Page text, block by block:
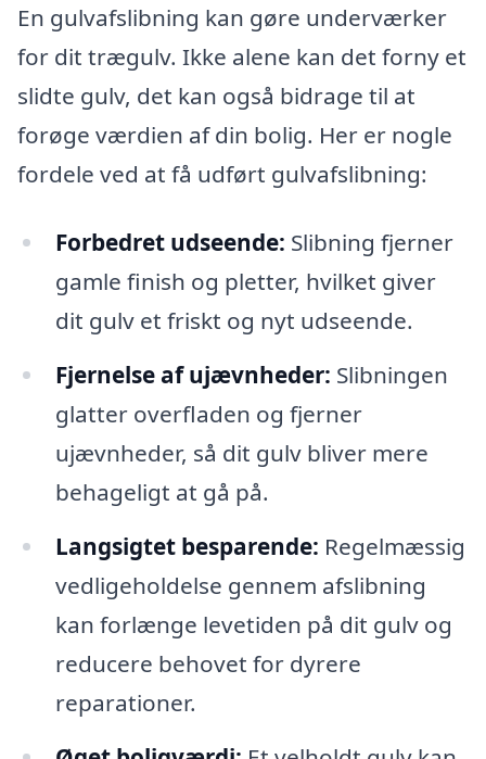
En gulvafslibning kan gøre underværker
for dit trægulv. Ikke alene kan det forny et
slidte gulv, det kan også bidrage til at
forøge værdien af din bolig. Her er nogle
fordele ved at få udført gulvafslibning:
Forbedret udseende: Slibning fjerner
gamle finish og pletter, hvilket giver
dit gulv et friskt og nyt udseende.
Fjernelse af ujævnheder: Slibningen
glatter overfladen og fjerner
ujævnheder, så dit gulv bliver mere
behageligt at gå på.
Langsigtet besparende: Regelmæssig
vedligeholdelse gennem afslibning
kan forlænge levetiden på dit gulv og
reducere behovet for dyrere
reparationer.